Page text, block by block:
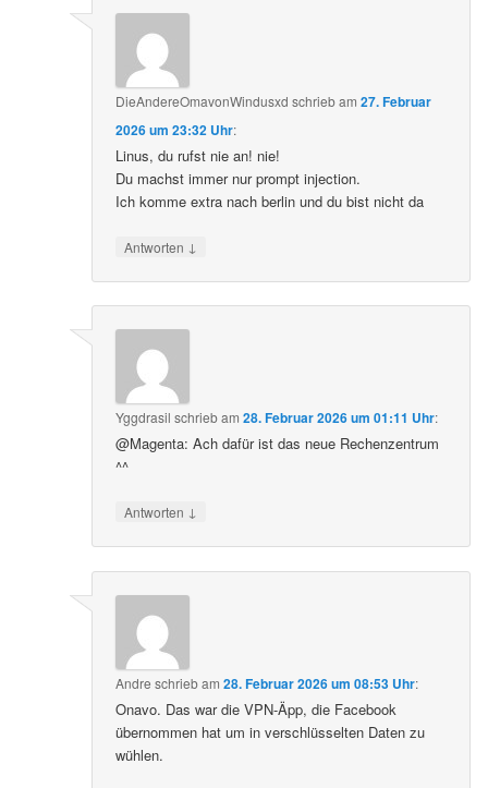
DieAndereOmavonWindusxd schriebam27. Februar
2026 um 23:32 Uhr:
Linus, du rufst nie an! nie!
Du machst immer nur prompt injection.
Ich komme extra nach berlin und du bist nicht da
Antworten ↓
Yggdrasil schriebam28. Februar 2026 um 01:11 Uhr:
@Magenta: Ach dafür ist das neue Rechenzentrum
^^
Antworten ↓
Andre schriebam28. Februar 2026 um 08:53 Uhr:
Onavo. Das war die VPN-Äpp, die Facebook
übernommen hat um in verschlüsselten Daten zu
wühlen.